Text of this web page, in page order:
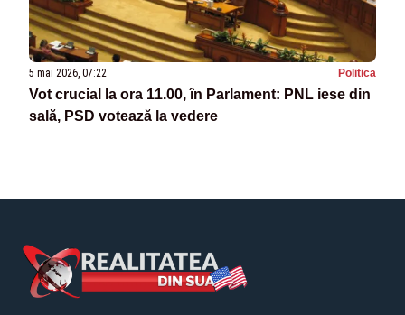
5 mai 2026, 07:22 Politica
Vot crucial la ora 11.00, în Parlament: PNL iese din
sală, PSD votează la vedere